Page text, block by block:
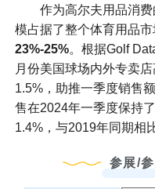
作为高尔夫用品消费
模占据了整个体育用品市
23%-25%。根据Golf
月份美国球场内外专卖
1.5%，助推一季度销售
售在2024年一季度保持
1.4%，与2019年同期相
参展/